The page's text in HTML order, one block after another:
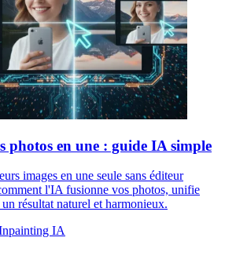
photos en une : guide IA simple
images en une seule sans éditeur
l'IA fusionne vos photos, unifie
résultat naturel et harmonieux.
IA